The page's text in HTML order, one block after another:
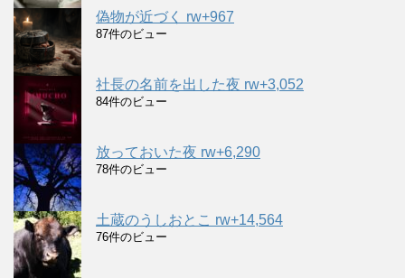
偽物が近づく rw+967
87件のビュー
社長の名前を出した夜 rw+3,052
84件のビュー
放っておいた夜 rw+6,290
78件のビュー
土蔵のうしおとこ rw+14,564
76件のビュー